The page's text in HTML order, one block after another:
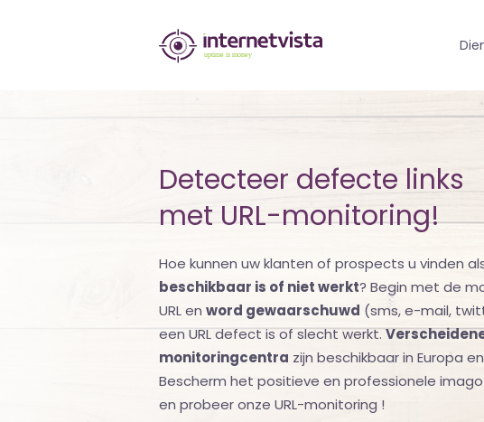
internetvista
van
websites
en
internetdiensten
-
Uptime
is
Detecteer defecte links
met URL-monitoring!
Hoe kunnen uw klanten of prospects u vinden
beschikbaar is of niet werkt? Begin met de
URL en word gewaarschuwd (sms, e-mail,
een URL defect is of slecht werkt.
monitoringcentra zijn beschikbaar in Europa
Bescherm het positieve en professionele
en probeer onze URL-monitoring !